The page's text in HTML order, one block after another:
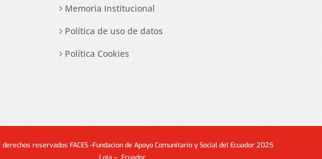
Memoria Institucional
Política de uso de datos
Política Cookies
derechos reservados FACES -Fundacion de Apoyo Comunitario y Social del Ecuador 2025